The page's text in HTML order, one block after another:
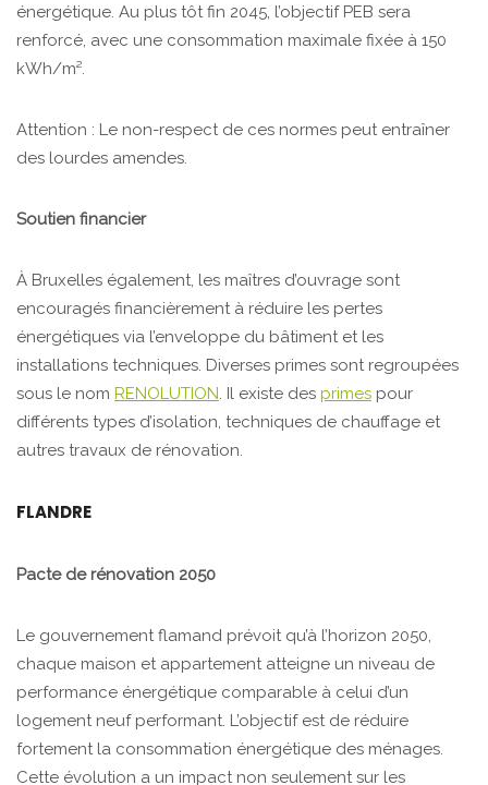
énergétique. Au plus tôt fin 2045, l’objectif PEB sera
renforcé, avec une consommation maximale fixée à 150
kWh/m².
Attention : Le non-respect de ces normes peut entraîner
des lourdes amendes.
Soutien financier
À Bruxelles également, les maîtres d’ouvrage sont
encouragés financièrement à réduire les pertes
énergétiques via l’enveloppe du bâtiment et les
installations techniques. Diverses primes sont regroupées
sous le nom RENOLUTION. Il existe des primes pour
différents types d’isolation, techniques de chauffage et
autres travaux de rénovation.
FLANDRE
Pacte de rénovation 2050
Le gouvernement flamand prévoit qu’à l’horizon 2050,
chaque maison et appartement atteigne un niveau de
performance énergétique comparable à celui d’un
logement neuf performant. L’objectif est de réduire
fortement la consommation énergétique des ménages.
Cette évolution a un impact non seulement sur les